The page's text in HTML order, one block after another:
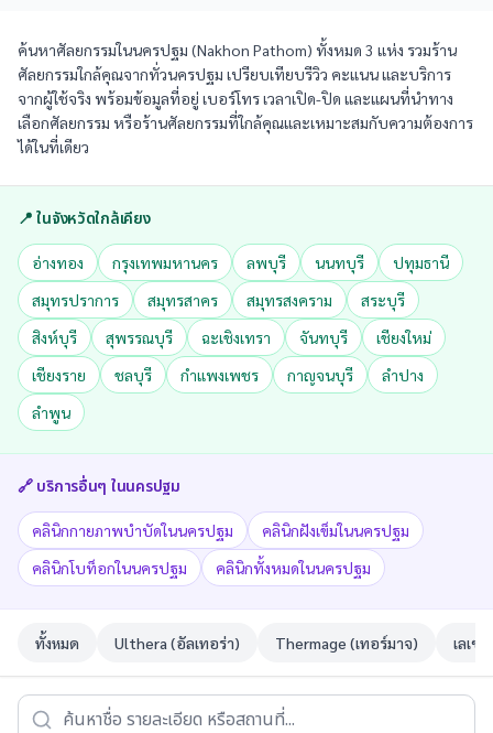
ค้นหาศัลยกรรมในนครปฐม (Nakhon Pathom) ทั้งหมด 3 แห่ง รวมร้าน
ศัลยกรรมใกล้คุณจากทั่วนครปฐม เปรียบเทียบรีวิว คะแนน และบริการ
จากผู้ใช้จริง พร้อมข้อมูลที่อยู่ เบอร์โทร เวลาเปิด-ปิด และแผนที่นำทาง
เลือกศัลยกรรม หรือร้านศัลยกรรมที่ใกล้คุณและเหมาะสมกับความต้องการ
ได้ในที่เดียว
📍 ในจังหวัดใกล้เคียง
อ่างทอง กรุงเทพมหานคร ลพบุรี นนทบุรี
ปทุมธานี
สมุทรปราการ
สมุทรสาคร สมุทรสงคราม
สระบุรี
สิงห์บุรี
สุพรรณบุรี ฉะเชิงเทรา จันทบุรี
เชียงใหม่
เชียงราย
ชลบุรี กำแพงเพชร กาญจนบุรี
ลำปาง
ลำพูน
🔗 บริการอื่นๆ ในนครปฐม
คลินิกกายภาพบำบัดในนครปฐม
คลินิกฝังเข็มในนครปฐม
คลินิกโบท็อกในนครปฐม
คลินิกทั้งหมดในนครปฐม
ทั้งหมด Ulthera (อัลเทอร่า) Thermage (เทอร์มาจ) เลเซ